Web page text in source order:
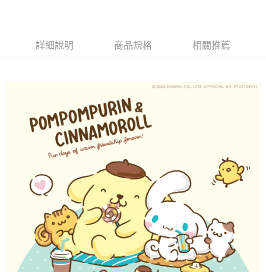
【關於「AFTEE先享後付」】
１．簡單：不需註冊會員、不需綁卡、不需儲值。
３．安心：先確認商品／服務後，再付款。
【「AFTEE先享後付」結帳流程】
１．於結帳方式選擇「AFTEE先享後付」後，將跳轉至「AFTEE先享後付」
結帳頁面，進行簡訊認證並確認金額後，即可完成結帳。
２．訂單成立數日內，您將收到繳費通知簡訊。
３．收到繳費通知簡訊後14天內，點擊此簡訊中的連結，可透過四大超商／
ATM／網路銀行／等多元方式進行付款，方視為交易完成。
※ 請注意：結帳手續完成當下不需立刻繳費，但若您需要取消訂單，請聯絡
購買商品的店家。未經商家同意取消之訂單仍視為有效，需透過AFTEE先享
後付繳納相關費用。
※ 交易是否成功請以「AFTEE先享後付 」之結帳頁面顯示為準，若有關於
是否繳費成功／繳費後需取消欲退款等相關疑問，請聯繫「AFTEE先享後付
客戶支援中心」 https://netprotections.freshdesk.com/support/home
【注意事項】
全家取貨付款
每筆NT$60，滿NT$1,500(含以上)免運費
每筆NT$60，滿NT$1,500(含以上)免運費
每筆NT$60，滿NT$1,500(含以上)免運費
付款後7-11取貨
每筆NT$60，滿NT$1,500(含以上)免運費
詳細說明 商品規格 相關推薦